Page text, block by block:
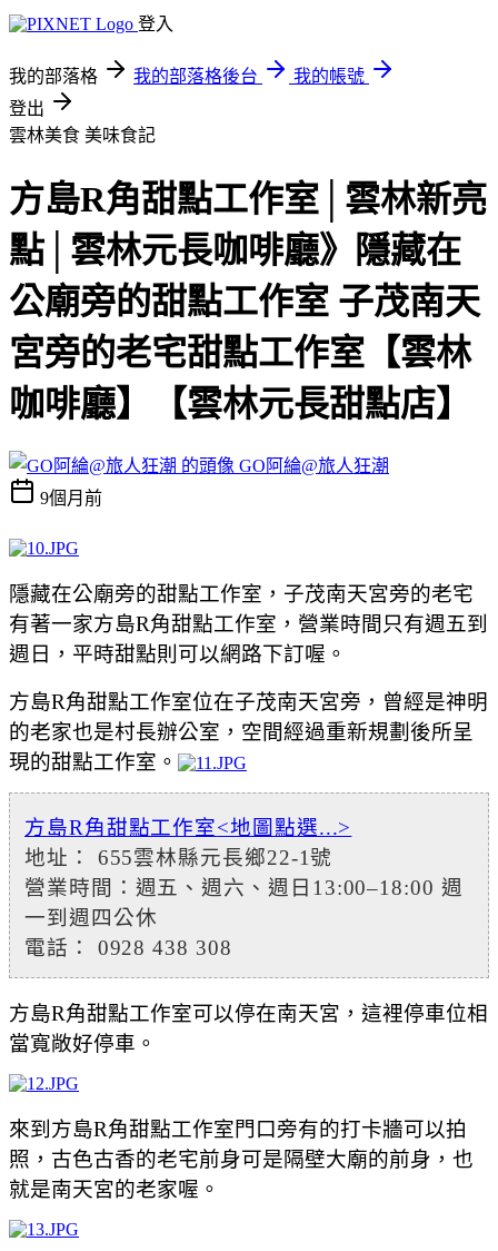
登入
我的部落格 我的部落格後台
我的帳號
登出
雲林美食 美味食記
方島R角甜點工作室│雲林新亮
點│雲林元長咖啡廳》隱藏在
公廟旁的甜點工作室 子茂南天
宮旁的老宅甜點工作室【雲林
咖啡廳】【雲林元長甜點店】
GO阿綸@旅人狂潮
9個月前
隱藏在公廟旁的甜點工作室， 子茂南天宮旁的老宅
有著一家方島R角甜點工作室，營業時間只有週五到
週日，平時甜點則可以網路下訂喔。
方島R角甜點工作室位在子茂南天宮旁，曾經是神明
的老家也是村長辦公室，空間經過重新規劃後所呈
現的甜點工作室。
方島R角甜點工作室<地圖點選...>
地址： 655雲林縣元長鄉22-1號
營業時間：週五、週六、週日13:00–18:00 週
一到週四公休
電話： 0928 438 308
方島R角甜點工作室可以停在南天宮，這裡停車位相
當寬敞好停車。
來到 方島R角甜點工作室門口旁有的打卡牆可以拍
照，古色古香的老宅前身可是隔壁大廟的前身，也
就是南天宮的老家喔。